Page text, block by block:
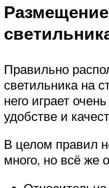
Размещение
Правильно
светильника на
него играет
удобстве и
В целом правил
много, но всё же